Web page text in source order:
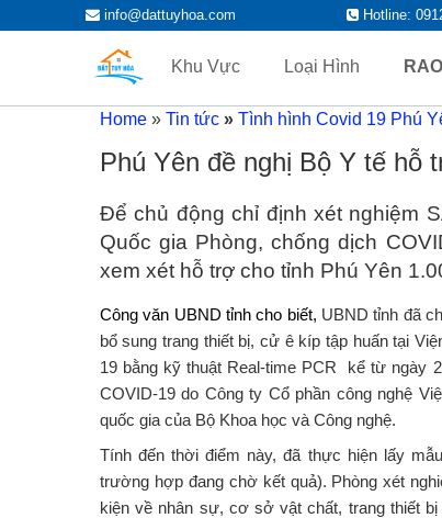
info@dattuyhoa.com Hotline:
ĐĂNG TIN
HÒA, PHÚ YÊN
Trang đăng tin mua bán nhà đất Tuy
Khu Vực
Loại Hình
Home» Tin tức » Tình hình Covid 19 Phú
Phú Yên đề nghị Bộ Y tế hỗ
Để chủ động chỉ định xét nghiệm
Quốc gia Phòng, chống dịch
xem xét hỗ trợ cho tỉnh Phú Yên
Công văn UBND tỉnh cho biết, UBND tỉnh đã
bổ sung trang thiết bị, cử ê kíp tập huấn tại
19 bằng kỹ thuật Real-time PCR kể từ ngày
COVID-19 do Công ty Cổ phần công nghệ
quốc gia của Bộ Khoa học và Công nghệ.
Tính đến thời điểm này, đã thực hiện lấy
trường hợp đang chờ kết quả). Phòng xét
kiện về nhân sự, cơ sở vật chất, trang thiết